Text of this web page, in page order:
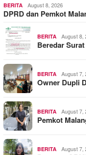
BERITA August 8, 2026
DPRD dan Pemkot
BERITA August 8,
Beredar
BERITA August 7,
Owner Dupli
BERITA August 7,
Pemkot
BERITA August 7,